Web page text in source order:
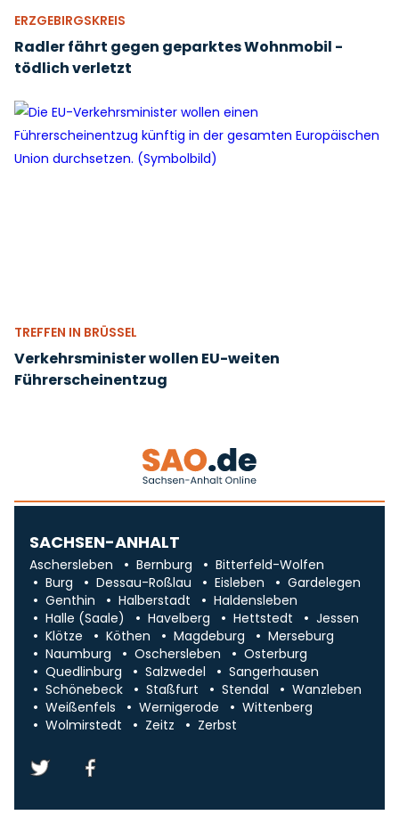
ERZGEBIRGSKREIS
Radler fährt gegen geparktes Wohnmobil -
tödlich verletzt
TREFFEN IN BRÜSSEL
Verkehrsminister wollen EU-weiten
Führerscheinentzug
SACHSEN-ANHALT
Aschersleben Bernburg
Bitterfeld-Wolfen
Burg
Dessau-Roßlau Eisleben
Gardelegen
Genthin
Halberstadt
Haldensleben
Halle (Saale)
Havelberg Hettstedt
Jessen
Klötze
Köthen Magdeburg
Merseburg
Naumburg
Oschersleben
Osterburg
Quedlinburg
Salzwedel
Sangerhausen
Schönebeck
Staßfurt Stendal
Wanzleben
Weißenfels
Wernigerode
Wittenberg
Wolmirstedt
Zeitz Zerbst